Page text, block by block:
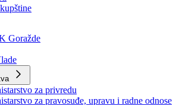
odbori i komisije
skupštine
Goražde